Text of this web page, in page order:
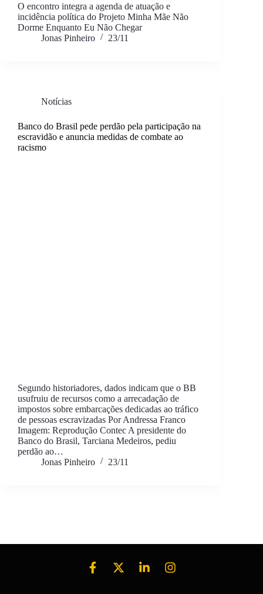
O encontro integra a agenda de atuação e
incidência política do Projeto Minha Mãe Não
Dorme Enquanto Eu Não Chegar
Jonas Pinheiro
23/11
Notícias
Banco do Brasil pede perdão pela participação na
escravidão e anuncia medidas de combate ao
racismo
Segundo historiadores, dados indicam que o BB
usufruiu de recursos como a arrecadação de
impostos sobre embarcações dedicadas ao tráfico
de pessoas escravizadas Por Andressa Franco
Imagem: Reprodução Contec A presidente do
Banco do Brasil, Tarciana Medeiros, pediu
perdão ao…
Jonas Pinheiro
23/11